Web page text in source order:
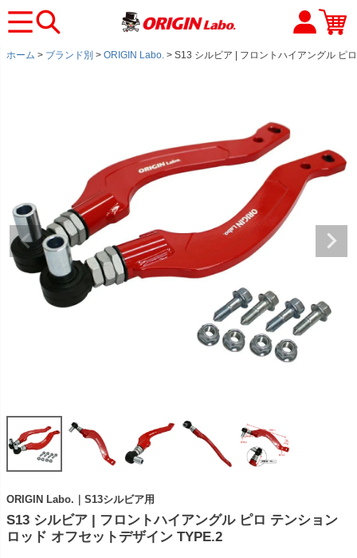
ホーム ブランド別 ORIGIN Labo. S13 シルビア | フロントハイアングル ピ
ORIGIN Labo.｜S13シルビア用
S13 シルビア | フロントハイアングル ピロ テンション
ロッド オフセットデザイン TYPE.2